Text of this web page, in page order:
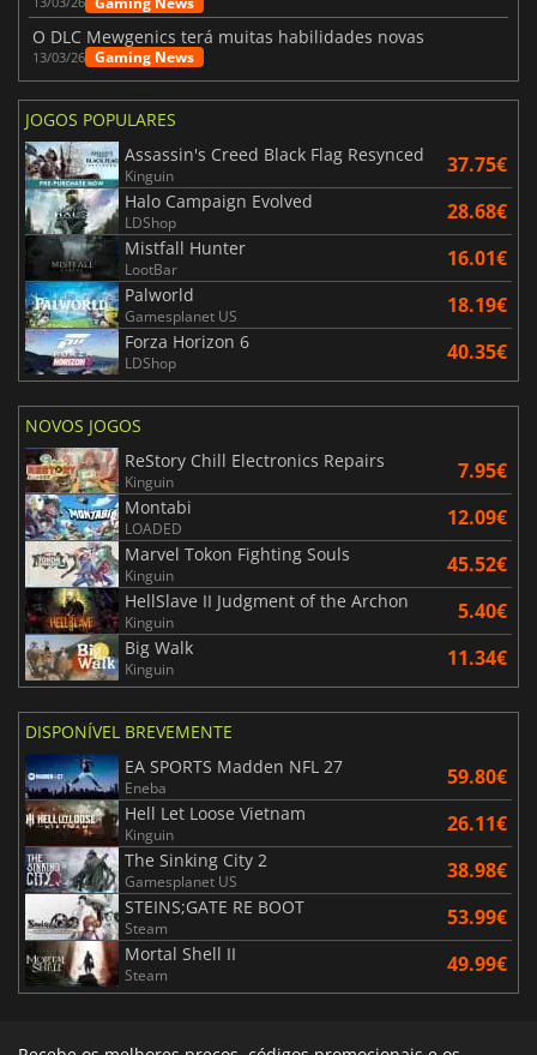
O DLC Mewgenics terá muitas habilidades novas
13/03/26 Gaming News
JOGOS POPULARES
Assassin's Creed Black Flag Resynced
Kinguin 37.75€
Halo Campaign Evolved
LDShop 28.68€
Mistfall Hunter
LootBar 16.01€
Palworld
Gamesplanet US 18.19€
Forza Horizon 6
LDShop 40.35€
NOVOS JOGOS
ReStory Chill Electronics Repairs
Kinguin 7.95€
Montabi
LOADED 12.09€
Marvel Tokon Fighting Souls
Kinguin 45.52€
HellSlave II Judgment of the Archon
Kinguin 5.40€
Big Walk
Kinguin 11.34€
DISPONÍVEL BREVEMENTE
EA SPORTS Madden NFL 27
Eneba 59.80€
Hell Let Loose Vietnam
Kinguin 26.11€
The Sinking City 2
Gamesplanet US 38.98€
STEINS;GATE RE BOOT
Steam 53.99€
Mortal Shell II
Steam 49.99€